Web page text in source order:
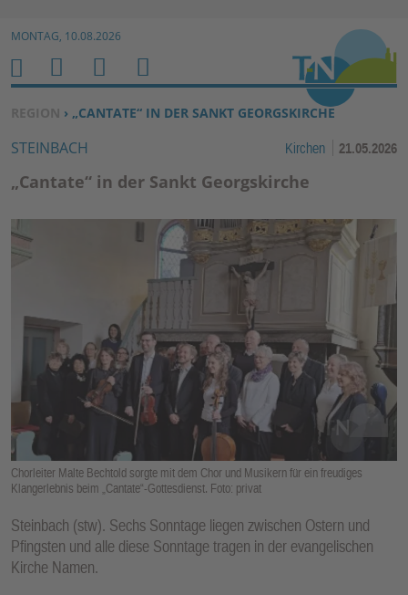
Zum Inhalt springen ↓
MONTAG, 10.08.2026
SIE BEFINDEN SICH HIER:
REGION › „CANTATE“ IN DER SANKT GEORGSKIRCHE
STEINBACH Kirchen 21.05.2026
„Cantate“ in der Sankt Georgskirche
Chorleiter Malte Bechtold sorgte mit dem Chor und Musikern für ein freudiges
Klangerlebnis beim „Cantate“-Gottesdienst. Foto: privat
Steinbach (stw). Sechs Sonntage liegen zwischen Ostern und
Pfingsten und alle diese Sonntage tragen in der evangelischen
Kirche Namen.
H
O
M
E
M
E
N
U
S
U
E
B
E
T
E
R
F
U
N
K
TI
O
N
E
N